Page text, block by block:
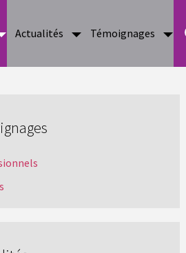
Actualités Témoignages